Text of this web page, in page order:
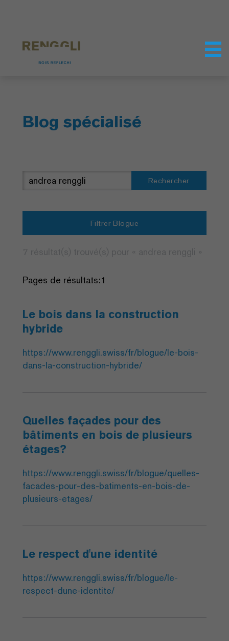
Blog spécialisé
Rechercher
Filtrer Blogue
Pages de résultats:1
Le bois dans la construction
hybride
https://www.renggli.swiss/fr/blogue/le-bois-
dans-la-construction-hybride/
Quelles façades pour des
bâtiments en bois de plusieurs
étages?
https://www.renggli.swiss/fr/blogue/quelles-
facades-pour-des-batiments-en-bois-de-
plusieurs-etages/
Le respect d'une identité
https://www.renggli.swiss/fr/blogue/le-
respect-dune-identite/